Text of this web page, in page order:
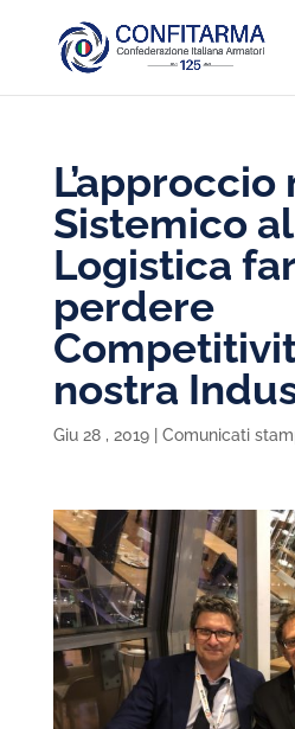
L’approccio
Sistemico
Logistica
perdere
nostra
Giu 28 , 2019| Comunicati